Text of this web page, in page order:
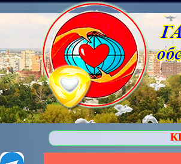
КЦСОР